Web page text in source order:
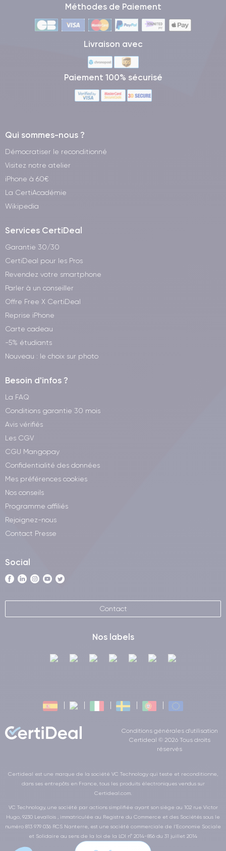
Méthodes de Paiement
Livraison avec
Paiement 100% sécurisé
Qui sommes-nous ?
Démocratiser le reconditionné
Visitez notre atelier
iPhone à 60€
La CertiAcadémie
Wikipedia
Services CertiDeal
Garantie 30/30
CertiDeal pour les Pros
Revendez votre smartphone
Parler à un conseiller
Offre Free X CertiDeal
Reprise iPhone
Carte cadeau
-5% étudiants
Nouveau : le choix sur photo
Besoin d'infos ?
La FAQ
Conditions garantie 30 mois
Avis vérifiés
Les CGV
CGU Mangopay
Confidentialité des données
Mes préférences cookies
Nos conseils
Programme affiliés
Rejoignez-nous
Contact Presse
Social
Contact
Nos labels
Conditions générales d'utilisation
Certideal © 2026 Tous droits
réservés
Certideal est une marque de la société VC Technology qui teste et reconditionne,
dans ses entrepôts en France, tous les produits électroniques vendus sur
Certideal.com.
VC Technology, une société par actions simplifiée ayant son siège au 102 rue Victor
Hugo, 9230 Levallois , immatriculée au Registre du Commerce et des Sociétés sous le
numéro 813 979 036 RCS Nanterre, est une société commerciale de l’Economie Sociale
et Solidaire au sens de la loi de la LOI n° 2014-856 du 31 juillet 2014